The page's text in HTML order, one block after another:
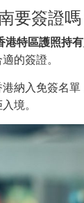
要簽證嗎
港特區護照持
的簽證。
納入免簽名
境。